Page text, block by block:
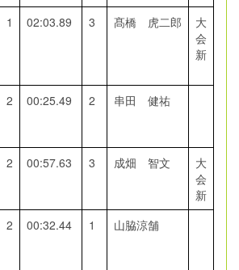
1 02:03.89 3 髙橋 虎二郎
大
会
新
2 00:25.49 2 串田 健祐
2 00:57.63 3 成畑 智文
大
会
新
2 00:32.44 1 山脇涼舗